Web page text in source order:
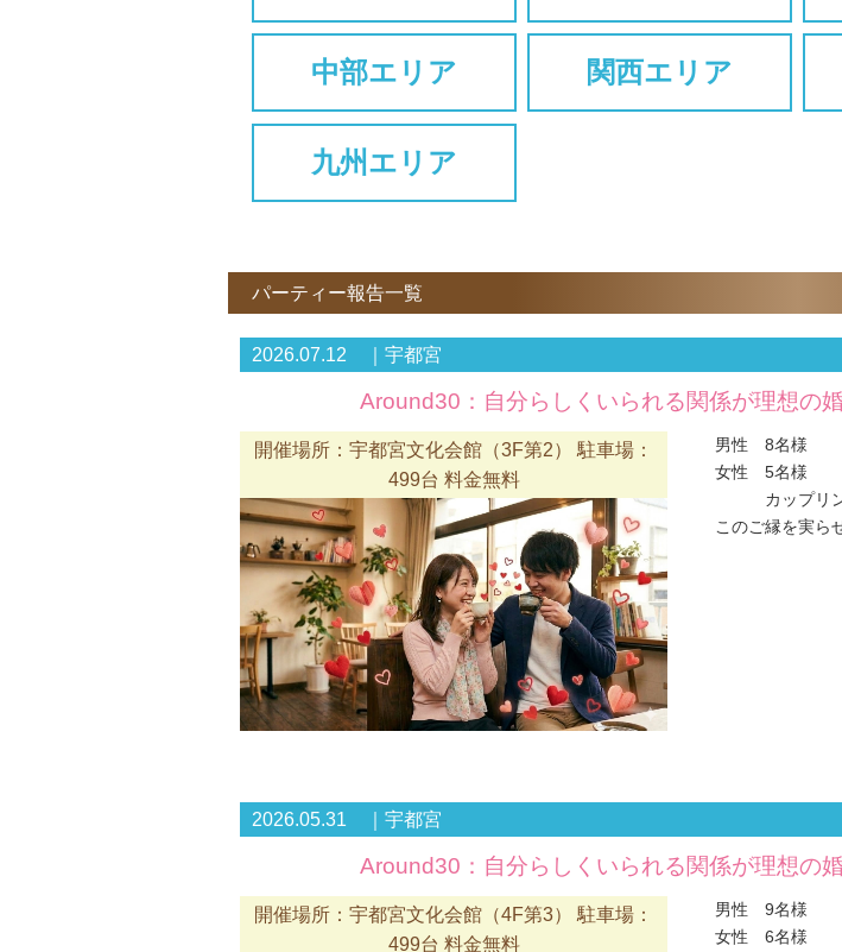
中部エリア 関西エリア
九州エリア
パーティー報告一覧
2026.07.12 ｜宇都宮
Around30：自分らしくいられる関係が理想
開催場所：宇都宮文化会館（3F第2） 駐車場：
499台 料金無料
男性 8名様
女性 5名様
カップリ
このご縁を実ら
2026.05.31 ｜宇都宮
Around30：自分らしくいられる関係が理想
開催場所：宇都宮文化会館（4F第3） 駐車場：
499台 料金無料
男性 9名様
女性 6名様